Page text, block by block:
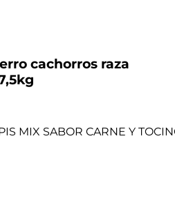
cachorros raza